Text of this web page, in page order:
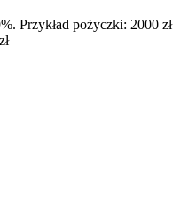
Przykład pożyczki: 2000 zł